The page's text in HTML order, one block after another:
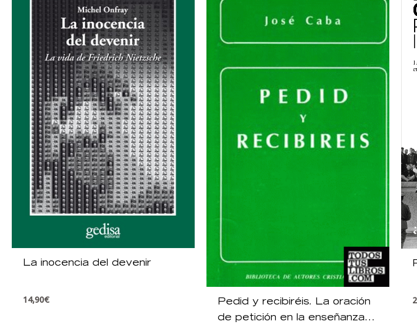
La inocencia del devenir
14,90€
Pedid y recibiréis. La oración
de petición en la enseñanza